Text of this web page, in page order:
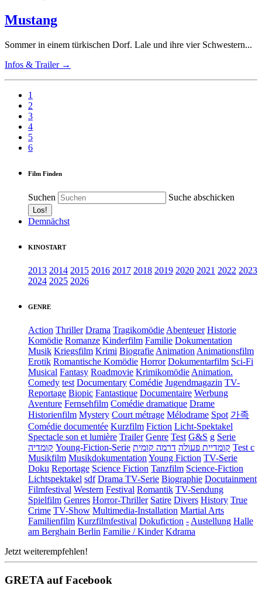
Mustang
Sommer in einem türkischen Dorf. Lale und ihre vier Schwestern...
Infos & Trailer →
1
2
3
4
5
6
Film Finden
Suchen Suche abschicken
Demnächst
KINOSTART
2013 2014 2015 2016 2017 2018 2019 2020 2021 2022 2023
2024 2025 2026
GENRE
Action Thriller Drama Tragikomödie Abenteuer Historie
Komödie Romanze Kinderfilm Familie Dokumentation
Musik Kriegsfilm Krimi Biografie Animation Animationsfilm
Erotik Romantische Komödie Horror Dokumentarfilm Sci-Fi
Musical Fantasy Roadmovie Krimikomödie Animation.
Comedy test Documentary Comédie Jugendmagazin TV-
Reportage Biopic Fantastique Documentaire Werbung
Aventure Fernsehfilm Comédie dramatique Drame
Historienfilm Mystery Court métrage Mélodrame Spot 가족
Comédie documentée Kurzfilm Fiction Licht-Spektakel
Spectacle son et lumière Trailer Genre Test G&S g Serie
קומדיה Young-Fiction-Serie קומדיית פעולה דרמה קומית
Test c
Musikfilm Musikdokumentation Young Fiction TV-Serie
Doku Reportage Science Fiction Tanzfilm Science-Fiction
Lichtspektakel sdf Drama TV-Serie Biographie Docutainment
Filmfestival Western Festival Romantik TV-Sendung
Spielfilm Genres Horror-Thriller Satire Divers History True
Crime TV-Show Multimedia-Installation Martial Arts
Familienfilm Kurzfilmfestival Dokufiction - Austellung Halle
am Berghain Berlin Familie / Kinder Kdrama
Jetzt weiterempfehlen!
GRETA auf Facebook